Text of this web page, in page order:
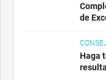
de
Haga